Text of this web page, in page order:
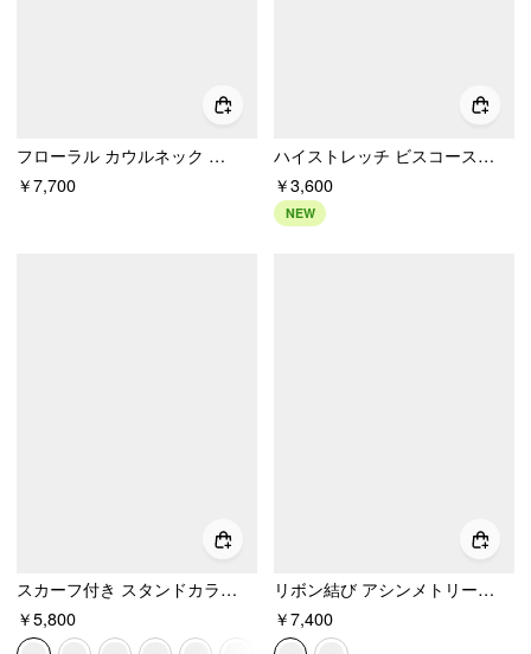
フローラル カウルネック レースアップ コルセット マーメイド フロアマキシ丈ドレス
￥7,700
ハイストレッチ ビスコース スクープネック ルーシュ加工 ショートスリーブ トップ（カーブ＆プラスサイズ）
￥3,600
NEW
スカーフ付き スタンドカラー ノースリーブ Aライン ミニドレス
￥5,800
リボン結び アシンメトリーヘム ノースリーブ ミニドレス
￥7,400